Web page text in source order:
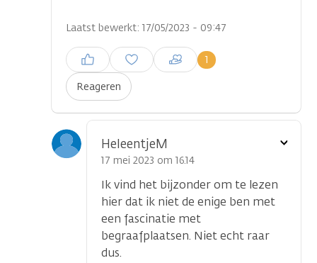
Laatst bewerkt: 17/05/2023 - 09:47
Reageren
1
Inloggen om een reactie te
plaatsen
HeleentjeM
17 mei 2023 om 16.14
Ik vind het bijzonder om te lezen
hier dat ik niet de enige ben met
een fascinatie met
begraafplaatsen. Niet echt raar
dus.
Toon